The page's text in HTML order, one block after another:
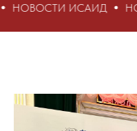
ИСАИД НОВОСТИ